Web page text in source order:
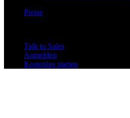
Preise
Talk to Sales
Anmelden
Kostenlos starten